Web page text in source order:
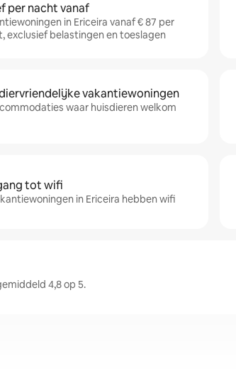
per nacht vanaf
in Ericeira vanaf € 87 per
exclusief belastingen en toeslagen
vakantiewoningen
waar huisdieren welkom
tot wifi
in Ericeira hebben wifi
4,8 op 5.